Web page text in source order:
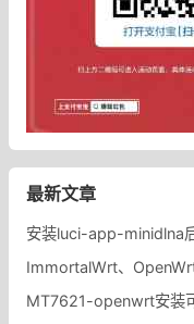
最新文章
ImmortalWrt、
MT7621-openwrt安装